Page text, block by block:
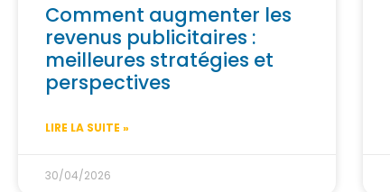
Comment augmenter les
revenus publicitaires :
meilleures stratégies et
perspectives
LIRE LA SUITE »
30/04/2026